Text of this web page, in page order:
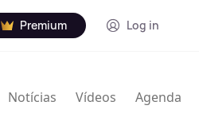
Premium Log in
Notícias Vídeos Agenda